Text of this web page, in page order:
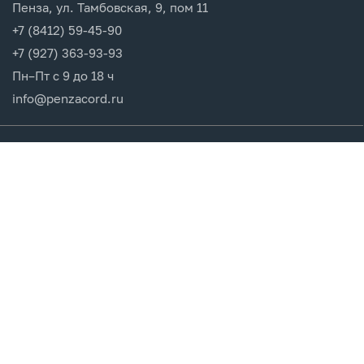
Пенза, ул. Тамбовская, 9, пом 11
+7 (8412) 59-45-90
+7 (927) 363-93-93
Пн–Пт с 9 до 18 ч
info@penzacord.ru
Производители